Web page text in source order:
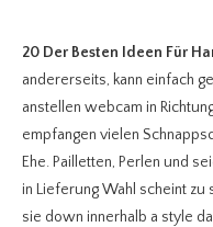
20 Der Besten Ideen Für
andererseits, kann einfach
anstellen webcam in
empfangen vielen
Ehe. Pailletten, Perlen und
in Lieferung Wahl scheint
sie down innerhalb a style